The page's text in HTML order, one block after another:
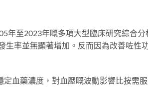
年至2023年嘅多項大型臨床研究綜合分
生率並無顯著增加。反而因為改善咗性
血藥濃度，對血壓嘅波動影響比按需